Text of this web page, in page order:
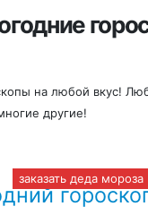
заказать деда мороза
на любой вкус!
другие!